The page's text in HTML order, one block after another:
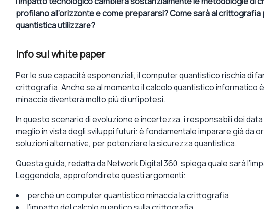
profilano all’orizzonte e come prepararsi? Come sarà al
quantistica utilizzare?
Info sul white paper
Per le sue capacità esponenziali, il computer quantistico rischia di
crittografia. Anche se al momento il calcolo quantistico informatico
minaccia diventerà molto più di un’ipotesi.
In questo scenario di evoluzione e incertezza, i responsabili dei
meglio in vista degli sviluppi futuri: è fondamentale imparare già
soluzioni alternative, per potenziare la sicurezza quantistica.
Questa guida, redatta da Network Digital 360, spiega quale sarà
Leggendola, approfondirete questi argomenti:
perché un computer quantistico minaccia la crittografia